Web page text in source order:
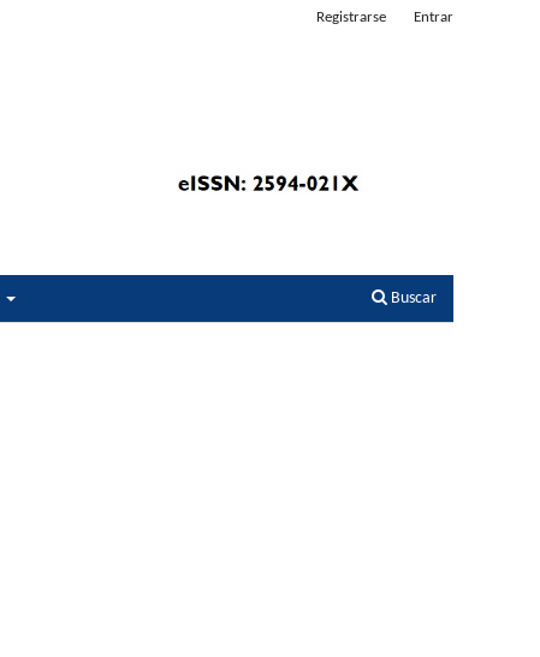
Buscar
Registrarse Entrar